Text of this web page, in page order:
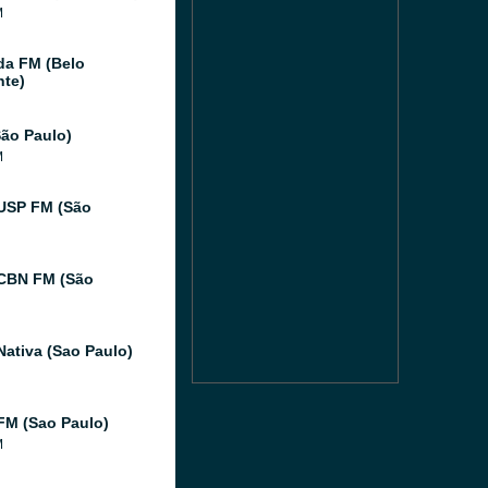
FM (Belo
Paulo)
FM (São
FM (São
(Sao Paulo)
(Sao Paulo)